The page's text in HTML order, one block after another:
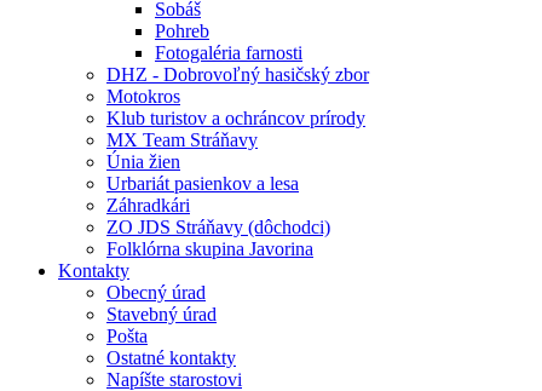
Sobáš
Pohreb
Fotogaléria farnosti
DHZ - Dobrovoľný hasičský zbor
Motokros
Klub turistov a ochráncov prírody
MX Team Stráňavy
Únia žien
Urbariát pasienkov a lesa
Záhradkári
ZO JDS Stráňavy (dôchodci)
Folklórna skupina Javorina
Kontakty
Obecný úrad
Stavebný úrad
Pošta
Ostatné kontakty
Napíšte starostovi